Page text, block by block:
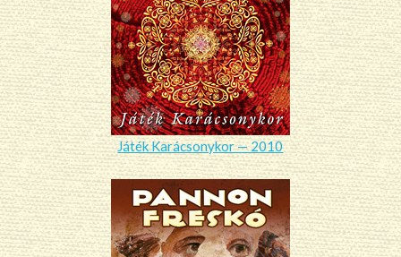
Játék Karácsonykor — 2010